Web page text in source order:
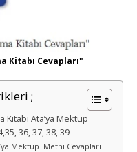
Kitabı Cevapları"
;
Kitabı Ata’ya Mektup
36, 37, 38, 39
Mektup Metni Cevapları